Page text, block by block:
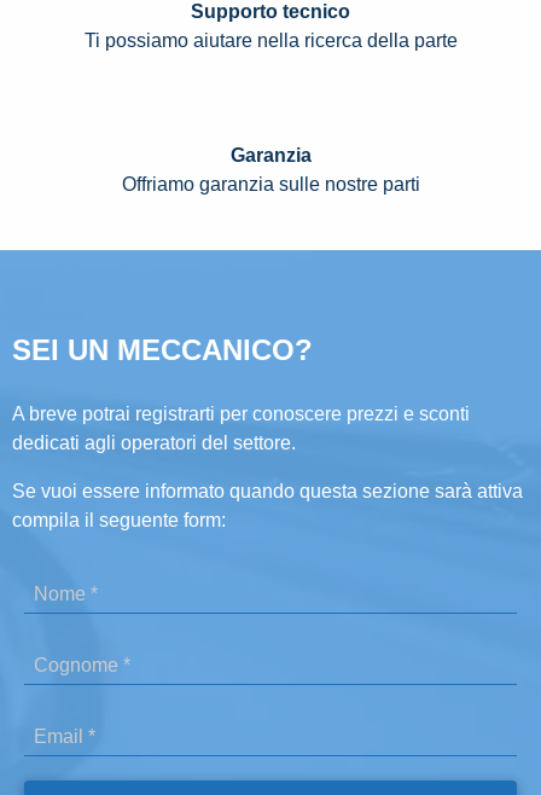
Supporto tecnico
Ti possiamo aiutare nella ricerca della parte
Garanzia
Offriamo garanzia sulle nostre parti
SEI UN MECCANICO?
A breve potrai registrarti per conoscere prezzi e sconti
dedicati agli operatori del settore.
Se vuoi essere informato quando questa sezione sarà attiva
compila il seguente form: